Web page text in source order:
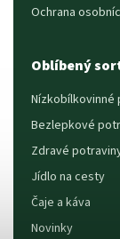
Ochrana
Oblíbený
Nízkobílkovinné
Bezlepkové
Zdravé
Jídlo na cesty
Čaje a káva
Novinky